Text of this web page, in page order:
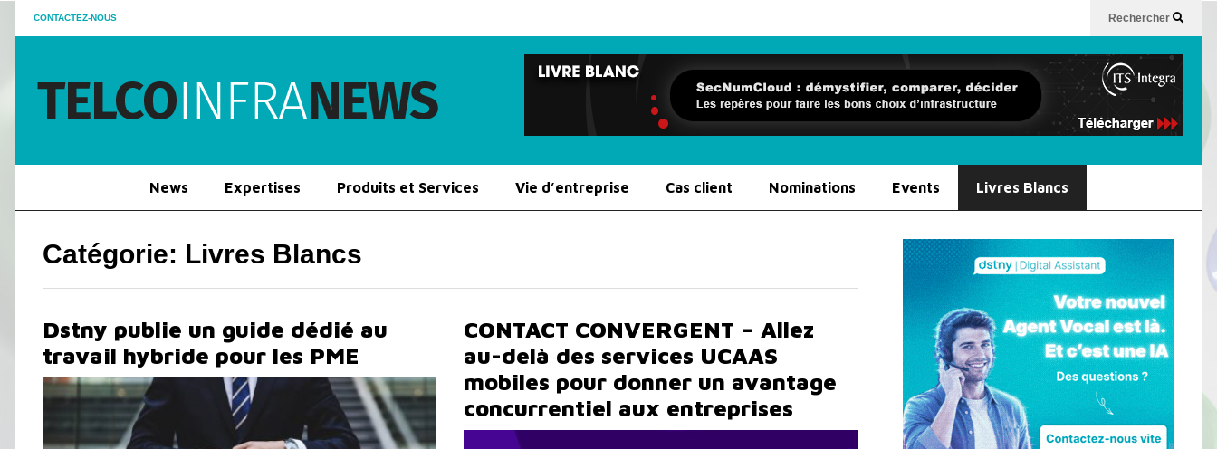
CONTACTEZ-NOUS Rechercher
News Expertises Produits et Services Vie d’entreprise Cas client Nominations Events Livres Blancs
Catégorie: Livres Blancs
Dstny publie un guide dédié au
travail hybride pour les PME
CONTACT CONVERGENT – Allez
au-delà des services UCAAS
mobiles pour donner un avantage
concurrentiel aux entreprises